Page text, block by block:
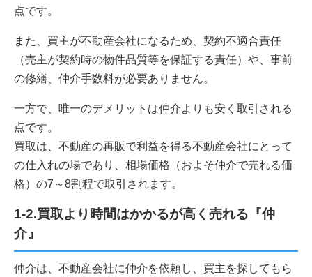
点です。
また、買主が不動産会社になるため、契約不適合責任
（売主が契約時の物件品質等を保証する責任）や、事前
の修繕、仲介手数料が必要ありません。
一方で、唯一のデメリットは仲介よりも安く取引される
点です。
買取は、不動産の再販で利益を得る不動産会社にとって
の仕入れの場であり、相場価格（およそ仲介で売れる価
格）の7～8割程で取引されます。
1-2.買取より時間はかかるが高く売れる『仲
介』
仲介は、不動産会社に仲介を依頼し、買主を探してもら